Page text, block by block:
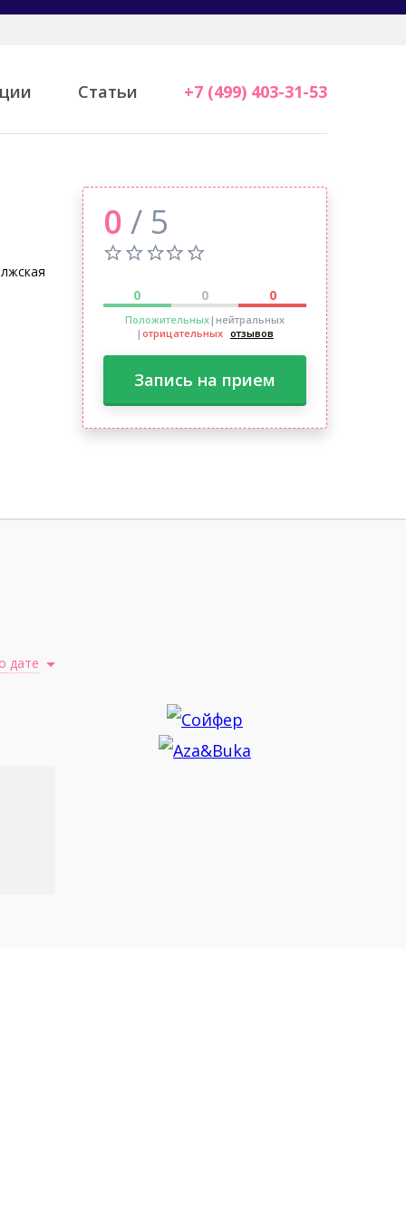
Статьи +7 (499) 403-31-53
0 / 5
0 0 0
Положительных|нейтральных
| отрицательных отзывов
Запись на прием
дате